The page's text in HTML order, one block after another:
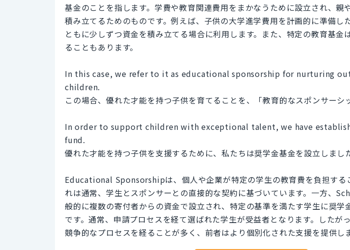
基金のことを指します。学費や教育関連費用をまかなうために設立され、親
積み立てるためのものです。例えば、子供の大学進学費用を計画的に準備し
ともに少しずつ資金を積み立てる場合に利用します。また、特定の教育基金
ることもあります。
In this case, we refer to it as educational sponsorship for nurturing
children.
この場合、優れた才能を持つ子供を育てることを、「教育的なスポンサーシ
In order to support children with exceptional talent, we have
fund.
優れた才能を持つ子供を支援するために、私たちは奨学金基金を設立しまし
Educational Sponsorshipは、個人や企業が特定の学生の教育費を負担する
れは通常、学生とスポンサーとの直接的な契約に基づいています。一方、
般的に複数の寄付者からの資金で設立され、特定の基準を満たす学生に奨学
です。通常、申請プロセスを経て選ばれた学生が受益者となります。したが
競争的なプロセスを経ることが多く、前者はより個別化された支援を提供しま